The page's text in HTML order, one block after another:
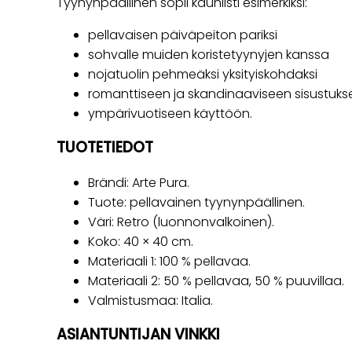
pellavaisen päiväpeiton pariksi
sohvalle muiden koristetyynyjen kanssa
nojatuolin pehmeäksi yksityiskohdaksi
romanttiseen ja skandinaaviseen
ympärivuotiseen käyttöön.
TUOTETIEDOT
Brändi: Arte Pura.
Tuote: pellavainen tyynynpäällinen.
Väri: Retro (luonnonvalkoinen).
Koko: 40 × 40 cm.
Materiaali 1: 100 % pellavaa.
Materiaali 2: 50 % pellavaa, 50 % puuvillaa.
Valmistusmaa: Italia.
ASIANTUNTIJAN VINKKI